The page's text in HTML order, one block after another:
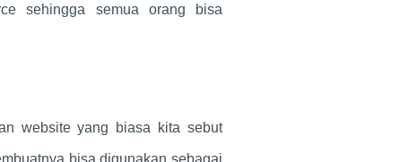
sehingga semua orang bisa
website yang biasa kita sebut
bisa digunakan sebagai